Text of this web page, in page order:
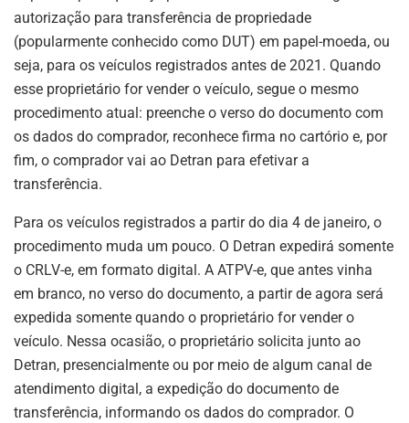
autorização para transferência de propriedade
(popularmente conhecido como DUT) em papel-moeda, ou
seja, para os veículos registrados antes de 2021. Quando
esse proprietário for vender o veículo, segue o mesmo
procedimento atual: preenche o verso do documento com
os dados do comprador, reconhece firma no cartório e, por
fim, o comprador vai ao Detran para efetivar a
transferência.
Para os veículos registrados a partir do dia 4 de janeiro, o
procedimento muda um pouco. O Detran expedirá somente
o CRLV-e, em formato digital. A ATPV-e, que antes vinha
em branco, no verso do documento, a partir de agora será
expedida somente quando o proprietário for vender o
veículo. Nessa ocasião, o proprietário solicita junto ao
Detran, presencialmente ou por meio de algum canal de
atendimento digital, a expedição do documento de
transferência, informando os dados do comprador. O